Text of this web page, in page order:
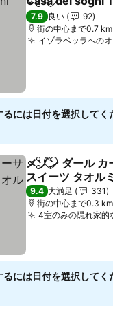
シェアお気に入り
7.9 良い
92
街の中心まで0.7 km
イゾラベッラへの
には日付を選択してく
シェアお気に入り
メゾン ダール カ
スイーツ タオル
料金を表示
9.4 大満足
331
街の中心まで0.3 km
4室のみの隠れ家的
には日付を選択してく